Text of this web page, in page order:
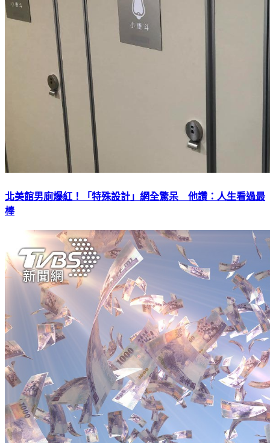
北美館男廁爆紅！「特殊設計」網全驚呆 他讚：人生看過最
棒